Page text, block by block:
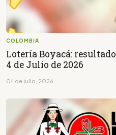
COLOMBIA
Lotería Boyacá:
4 de Julio de 2026
04 de julio, 2026